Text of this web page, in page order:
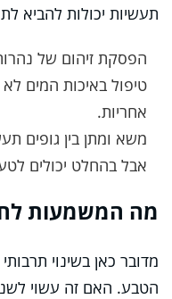
תעשיות יכולות להביא
הפסקת זיהום של
טיפול באיכות המים
אחריות.
משא ומתן בין גופים
אבל בהחלט יכולים
מה המשמעות
מדובר כאן בשינוי
הטבע. האם זה עשוי